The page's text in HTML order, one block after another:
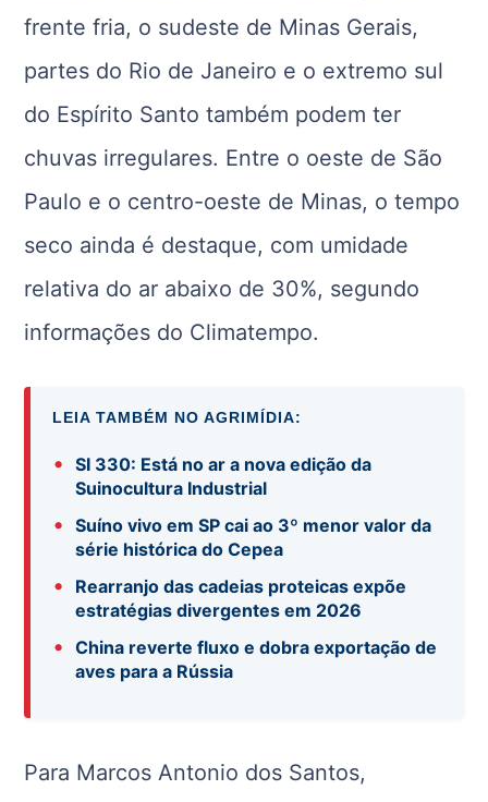
frente fria, o sudeste de Minas Gerais,
partes do Rio de Janeiro e o extremo sul
do Espírito Santo também podem ter
chuvas irregulares. Entre o oeste de São
Paulo e o centro-oeste de Minas, o tempo
seco ainda é destaque, com umidade
relativa do ar abaixo de 30%, segundo
informações do Climatempo.
LEIA TAMBÉM NO AGRIMÍDIA:
•
SI 330: Está no ar a nova edição da
Suinocultura Industrial
•
Suíno vivo em SP cai ao 3º menor valor da
série histórica do Cepea
•
Rearranjo das cadeias proteicas expõe
estratégias divergentes em 2026
•
China reverte fluxo e dobra exportação de
aves para a Rússia
Para Marcos Antonio dos Santos,